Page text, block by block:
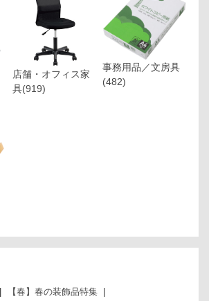
店舗・オフィス家
具(919)
事務用品／文房具
(482)
【春】春の装飾品特集